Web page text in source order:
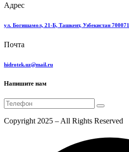
Адрес
ул. Богишамол, 21-Б, Ташкент, Узбекистан 700071
Почта
hidrotek.uz@mail.ru
Напишите нам
Copyright 2025 – All Rights Reserved